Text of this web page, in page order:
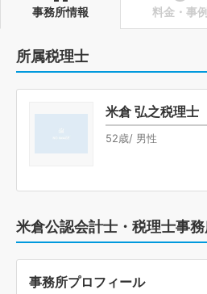
事務所情報 料金・事例
所属税理士
米倉 弘之税理士
52歳/ 男性
米倉公認会計士・税理士事
事務所プロフィール